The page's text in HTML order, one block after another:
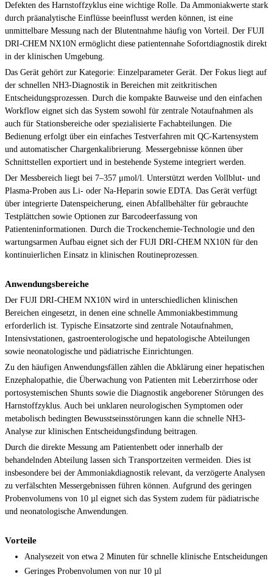
Defekten des Harnstoffzyklus eine wichtige Rolle. Da Ammoniakwerte stark
durch präanalytische Einflüsse beeinflusst werden können, ist eine
unmittelbare Messung nach der Blutentnahme häufig von Vorteil. Der FUJI
DRI-CHEM NX10N ermöglicht diese patientennahe Sofortdiagnostik direkt
in der klinischen Umgebung.
Das Gerät gehört zur Kategorie: Einzelparameter Gerät. Der Fokus liegt auf
der schnellen NH3-Diagnostik in Bereichen mit zeitkritischen
Entscheidungsprozessen. Durch die kompakte Bauweise und den einfachen
Workflow eignet sich das System sowohl für zentrale Notaufnahmen als
auch für Stationsbereiche oder spezialisierte Fachabteilungen. Die
Bedienung erfolgt über ein einfaches Testverfahren mit QC-Kartensystem
und automatischer Chargenkalibrierung. Messergebnisse können über
Schnittstellen exportiert und in bestehende Systeme integriert werden.
Der Messbereich liegt bei 7–357 μmol/l. Unterstützt werden Vollblut- und
Plasma-Proben aus Li- oder Na-Heparin sowie EDTA. Das Gerät verfügt
über integrierte Datenspeicherung, einen Abfallbehälter für gebrauchte
Testplättchen sowie Optionen zur Barcodeerfassung von
Patienteninformationen. Durch die Trockenchemie-Technologie und den
wartungsarmen Aufbau eignet sich der FUJI DRI-CHEM NX10N für den
kontinuierlichen Einsatz in klinischen Routineprozessen.
Anwendungsbereiche
Der FUJI DRI-CHEM NX10N wird in unterschiedlichen klinischen
Bereichen eingesetzt, in denen eine schnelle Ammoniakbestimmung
erforderlich ist. Typische Einsatzorte sind zentrale Notaufnahmen,
Intensivstationen, gastroenterologische und hepatologische Abteilungen
sowie neonatologische und pädiatrische Einrichtungen.
Zu den häufigen Anwendungsfällen zählen die Abklärung einer hepatischen
Enzephalopathie, die Überwachung von Patienten mit Leberzirrhose oder
portosystemischen Shunts sowie die Diagnostik angeborener Störungen des
Harnstoffzyklus. Auch bei unklaren neurologischen Symptomen oder
metabolisch bedingten Bewusstseinsstörungen kann die schnelle NH3-
Analyse zur klinischen Entscheidungsfindung beitragen.
Durch die direkte Messung am Patientenbett oder innerhalb der
behandelnden Abteilung lassen sich Transportzeiten vermeiden. Dies ist
insbesondere bei der Ammoniakdiagnostik relevant, da verzögerte Analysen
zu verfälschten Messergebnissen führen können. Aufgrund des geringen
Probenvolumens von 10 µl eignet sich das System zudem für pädiatrische
und neonatologische Anwendungen.
Vorteile
Analysezeit von etwa 2 Minuten für schnelle klinische Entscheidungen
Geringes Probenvolumen von nur 10 µl